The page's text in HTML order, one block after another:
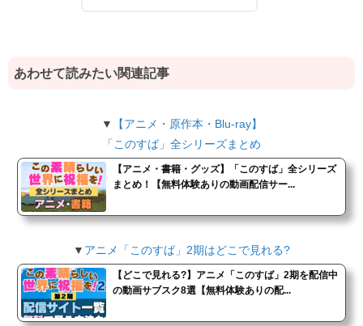
あわせて読みたい関連記事
▼
【アニメ・原作本・Blu-ray】
「このすば」全シリーズまとめ
【アニメ・書籍・グッズ】「このすば」全シリーズ
まとめ！【無料体験ありの動画配信サー...
▼ アニメ「このすば」2期はどこで見れる?
【どこで見れる?】アニメ「このすば」2期を配信中
の動画サブスク8選【無料体験ありの配...